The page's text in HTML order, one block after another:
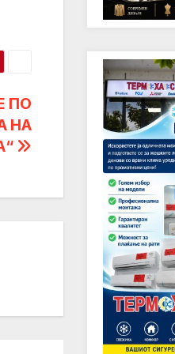
ПО
НА